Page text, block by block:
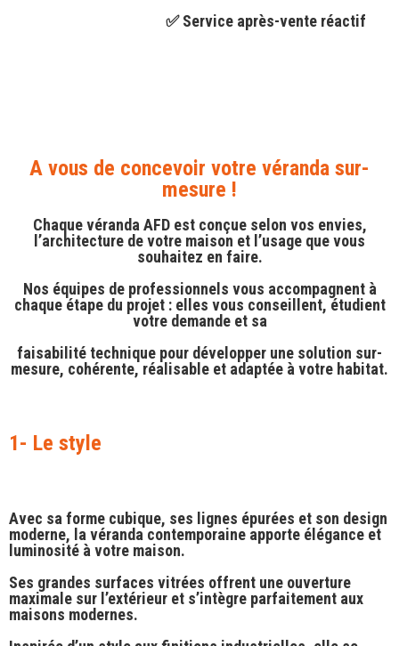
✅ Service après-vente réactif
A vous de concevoir votre véranda sur-
mesure !
Chaque véranda AFD est conçue selon vos envies,
l’architecture de votre maison et l’usage que vous
souhaitez en faire.
Nos équipes de professionnels vous accompagnent à
chaque étape du projet : elles vous conseillent, étudient
votre demande et sa
faisabilité technique pour développer une solution sur-
mesure, cohérente, réalisable et adaptée à votre habitat.
1- Le style
Avec sa forme cubique, ses lignes épurées et son design
moderne, la véranda contemporaine apporte élégance et
luminosité à votre maison.
Ses grandes surfaces vitrées offrent une ouverture
maximale sur l’extérieur et s’intègre parfaitement aux
maisons modernes.